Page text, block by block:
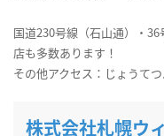
国道230号線（石山通）・
店も多数あります！
その他アクセス：じょう
株式会社札幌ウ